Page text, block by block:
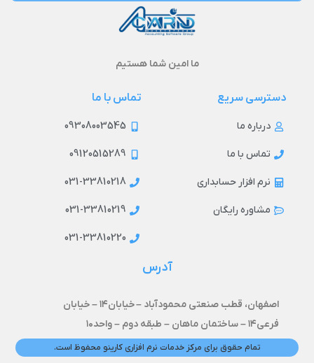
ما امین شما هستیم
دسترسی سریع
درباره ما
تماس با ما
نرم افزار حسابداری
مشاوره رایگان
تماس با ما
09308003545
09120515289
031-33810218
031-33810219
031-33810220
آدرس
اصفهان، قطب صنعتی محمودآباد –خیابان۱۴ –
خیابان
فرعی۱۴ – ساختمان ماهان – طبقه دوم – واحد۱۰
تمام حقوق برای مرکز خدمات نرم افزاری کارینو محفوظ است.